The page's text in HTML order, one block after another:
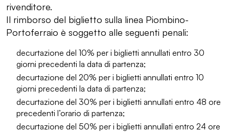
rivenditore.
Il rimborso del biglietto sulla linea Piombino-
Portoferraio è soggetto alle seguenti penali:
decurtazione del 10% per i biglietti annullati entro 30
giorni precedenti la data di partenza;
decurtazione del 20% per i biglietti annullati entro 10
giorni precedenti la data di partenza;
decurtazione del 30% per i biglietti annullati entro 48 ore
precedenti l’orario di partenza;
decurtazione del 50% per i biglietti annullati entro 24 ore